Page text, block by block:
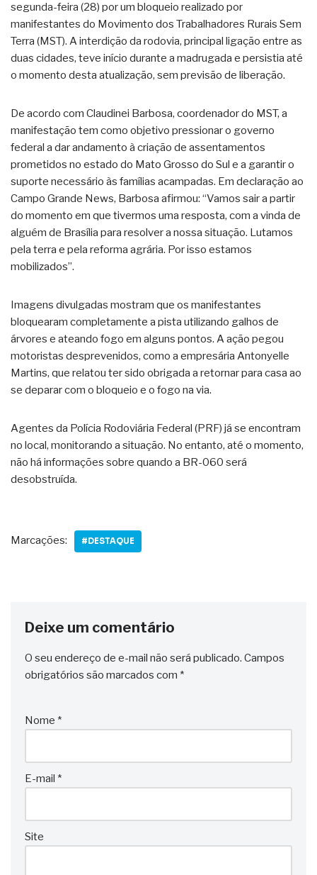
segunda-feira (28) por um bloqueio realizado por
manifestantes do Movimento dos Trabalhadores Rurais Sem
Terra (MST). A interdição da rodovia, principal ligação entre as
duas cidades, teve início durante a madrugada e persistia até
o momento desta atualização, sem previsão de liberação.
De acordo com Claudinei Barbosa, coordenador do MST, a
manifestação tem como objetivo pressionar o governo
federal a dar andamento à criação de assentamentos
prometidos no estado do Mato Grosso do Sul e a garantir o
suporte necessário às famílias acampadas. Em declaração ao
Campo Grande News, Barbosa afirmou: “Vamos sair a partir
do momento em que tivermos uma resposta, com a vinda de
alguém de Brasília para resolver a nossa situação. Lutamos
pela terra e pela reforma agrária. Por isso estamos
mobilizados”.
Imagens divulgadas mostram que os manifestantes
bloquearam completamente a pista utilizando galhos de
árvores e ateando fogo em alguns pontos. A ação pegou
motoristas desprevenidos, como a empresária Antonyelle
Martins, que relatou ter sido obrigada a retornar para casa ao
se deparar com o bloqueio e o fogo na via.
Agentes da Polícia Rodoviária Federal (PRF) já se encontram
no local, monitorando a situação. No entanto, até o momento,
não há informações sobre quando a BR-060 será
desobstruída.
Marcações: #DESTAQUE
Deixe um comentário
O seu endereço de e-mail não será publicado. Campos
obrigatórios são marcados com *
Nome *
E-mail *
Site